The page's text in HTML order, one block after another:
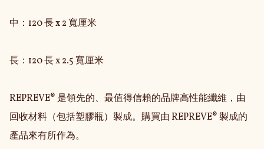
中：120 長 x 2 寬厘米
長：120 長 x 2.5 寬厘米
REPREVE® 是領先的、最值得信賴的品牌高性能纖維，由
回收材料（包括塑膠瓶）製成。購買由 REPREVE® 製成的
產品來有所作為。